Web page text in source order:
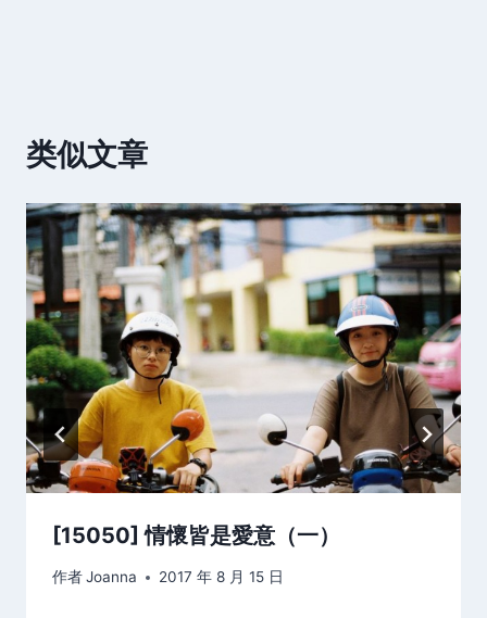
类似文章
[15050] 情懷皆是愛意（一）
作者Joanna 2017 年 8 月 15 日